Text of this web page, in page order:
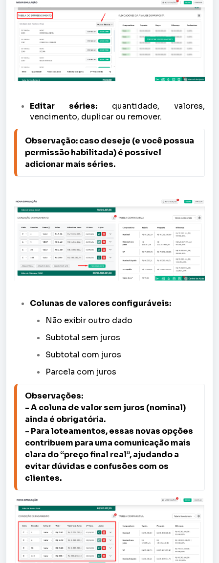
Editar séries: quantidade, valores,
vencimento, duplicar ou remover.
Observação: caso deseje (e você possua
permissão habilitada) é possível
adicionar mais séries.
Colunas de valores configuráveis:
Não exibir outro dado
Subtotal sem juros
Subtotal com juros
Parcela com juros
Observações:
- A coluna de valor sem juros (nominal)
ainda é obrigatória.
- Para loteamentos, essas novas opções
contribuem para uma comunicação mais
clara do “preço final real”, ajudando a
evitar dúvidas e confusões com os
clientes.